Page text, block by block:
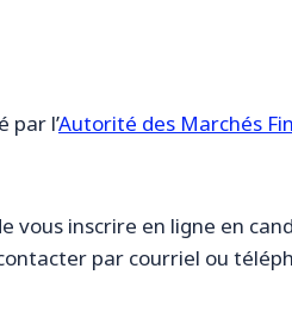
par l’Autorité des Marchés
vous inscrire en ligne en
par courriel ou